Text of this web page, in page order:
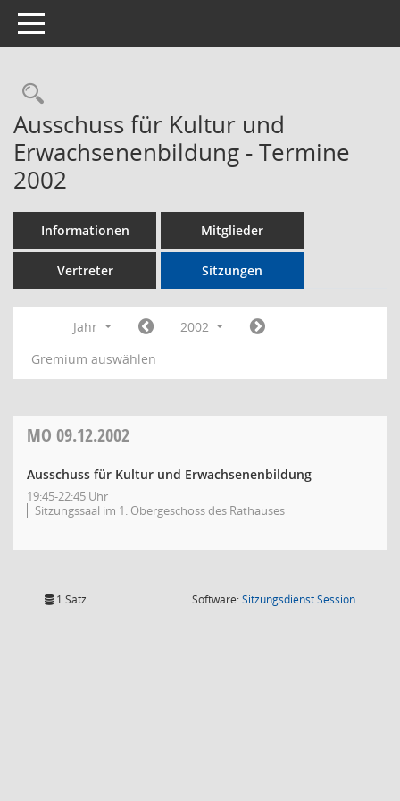
Toggle navigation
Rechercheauswahl
Ausschuss für Kultur und
Erwachsenenbildung - Termine
2002
Informationen Mitglieder
Vertreter Sitzungen
Jahr
2002
Gremium auswählen
MO 09.12.2002
Ausschuss für Kultur und Erwachsenenbildung
19:45-22:45 Uhr
Sitzungssaal im 1. Obergeschoss des Rathauses
1 Satz Software:SitzungsdienstSession(Wird in